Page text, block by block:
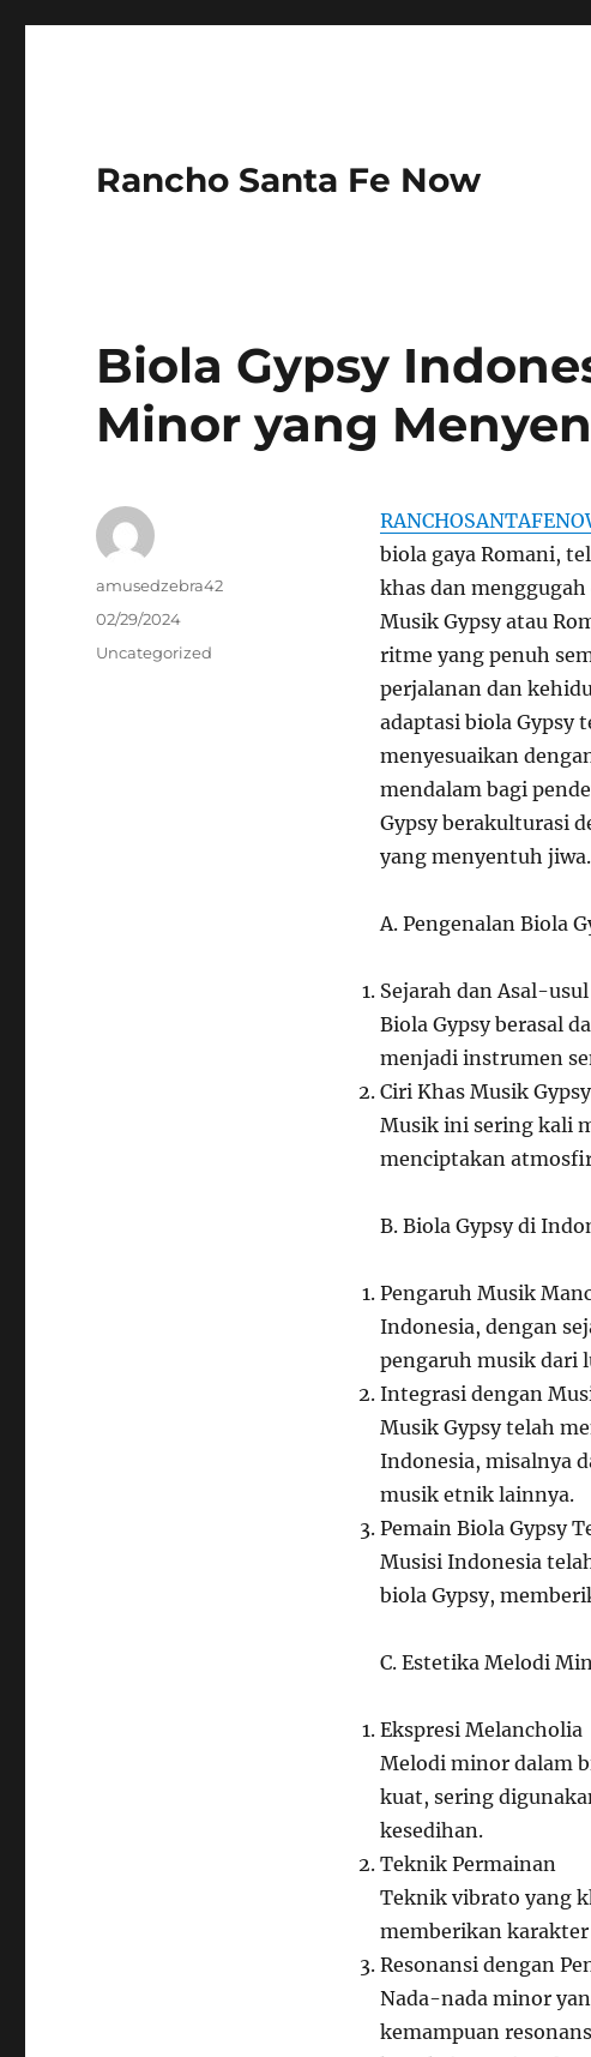
Rancho Santa Fe Now
Biola Gypsy
Minor yang
biola gaya Romani,
khas dan
Musik Gypsy atau
ritme yang penuh
perjalanan dan
adaptasi biola Gypsy
menyesuaikan
mendalam bagi
Gypsy berakulturasi
yang menyentuh jiwa.
A. Pengenalan Biola
Sejarah dan Asal-usul
Biola Gypsy berasal
menjadi instrumen
Ciri Khas Musik Gypsy
Musik ini sering kali
menciptakan
B. Biola Gypsy di
Pengaruh Musik
Indonesia, dengan
pengaruh musik dari
Integrasi dengan
Musik Gypsy telah
Indonesia, misalnya
musik etnik lainnya.
Pemain Biola Gypsy
Musisi Indonesia
biola Gypsy,
C. Estetika Melodi
Ekspresi Melancholia
Melodi minor dalam
kuat, sering
kesedihan.
Teknik Permainan
Teknik vibrato yang
memberikan
Resonansi dengan
Nada-nada minor
kemampuan
Author
amusedzebra42
Posted
02/29/2024
Categories
Uncategorized